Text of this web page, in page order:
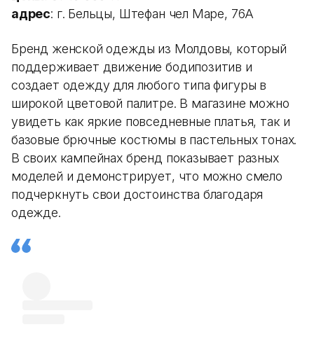
адрес: г. Бельцы, Штефан чел Маре, 76А
Бренд женской одежды из Молдовы, который
поддерживает движение бодипозитив и
создает одежду для любого типа фигуры в
широкой цветовой палитре. В магазине можно
увидеть как яркие повседневные платья, так и
базовые брючные костюмы в пастельных тонах.
В своих кампейнах бренд показывает разных
моделей и демонстрирует, что можно смело
подчеркнуть свои достоинства благодаря
одежде.